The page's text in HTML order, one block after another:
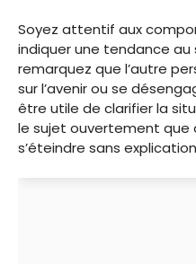
Soyez attentif aux
indiquer une tendance au
remarquez que l’autre
sur l’avenir ou se
être utile de clarifier la
le sujet ouvertement que
s’éteindre sans